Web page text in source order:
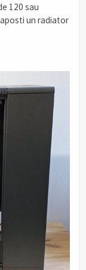
120 sau
un radiator